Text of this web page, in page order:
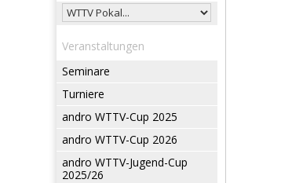
Veranstaltungen
Seminare
Turniere
andro WTTV-Cup 2025
andro WTTV-Cup 2026
andro WTTV-Jugend-Cup
2025/26